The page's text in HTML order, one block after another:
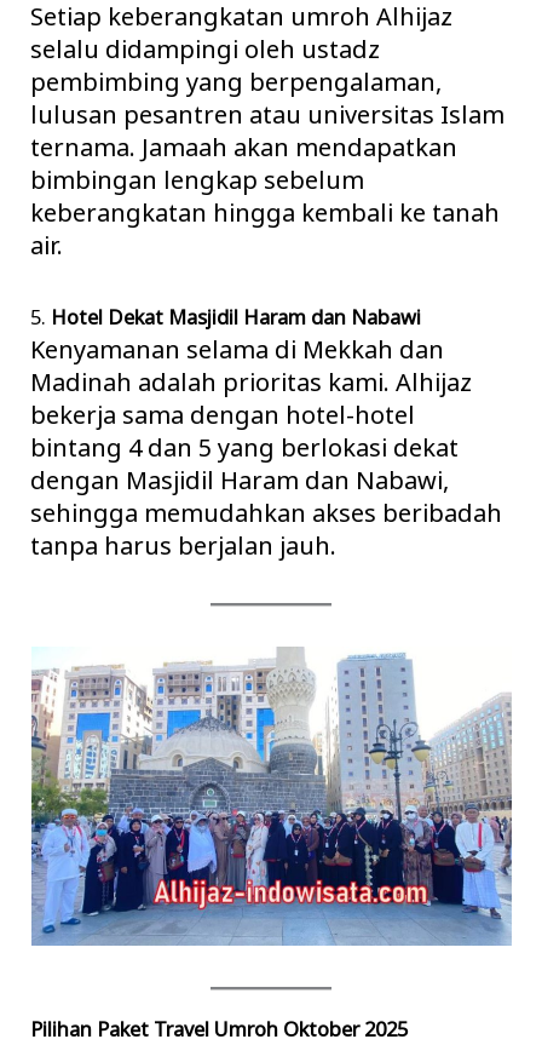
Setiap keberangkatan umroh Alhijaz
selalu didampingi oleh ustadz
pembimbing yang berpengalaman,
lulusan pesantren atau universitas Islam
ternama. Jamaah akan mendapatkan
bimbingan lengkap sebelum
keberangkatan hingga kembali ke tanah
air.
5. Hotel Dekat Masjidil Haram dan Nabawi
Kenyamanan selama di Mekkah dan
Madinah adalah prioritas kami. Alhijaz
bekerja sama dengan hotel-hotel
bintang 4 dan 5 yang berlokasi dekat
dengan Masjidil Haram dan Nabawi,
sehingga memudahkan akses beribadah
tanpa harus berjalan jauh.
Pilihan Paket Travel Umroh Oktober 2025